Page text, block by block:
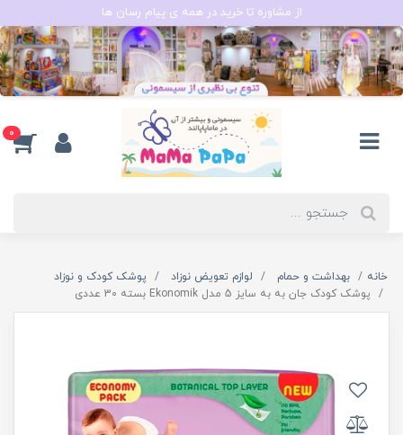
از مشاوره تا خرید در همه ی پیام رسان ها
0
خانه بهداشت و حمام لوازم تعویض نوزاد
پوشک کودک و نوزاد
پوشک کودک جان به به سایز 5 مدل Ekonomik بسته 30 عددی